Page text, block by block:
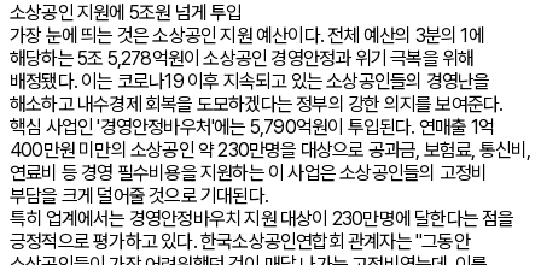
소상공인 지원에 5조원 넘게 투입
가장 눈에 띄는 것은 소상공인 지원 예산이다. 전체 예산의 3분의 1에
해당하는 5조 5,278억원이 소상공인 경영안정과 위기 극복을 위해
배정됐다. 이는 코로나19 이후 지속되고 있는 소상공인들의 경영난을
해소하고 내수경제 회복을 도모하겠다는 정부의 강한 의지를 보여준다.
핵심 사업인 '경영안정바우처'에는 5,790억원이 투입된다. 연매출 1억
400만원 미만의 소상공인 약 230만명을 대상으로 공과금, 보험료, 통신비,
연료비 등 경영 필수비용을 지원하는 이 사업은 소상공인들의 고정비
부담을 크게 덜어줄 것으로 기대된다.
특히 업계에서는 경영안정바우치 지원 대상이 230만명에 달한다는 점을
긍정적으로 평가하고 있다. 한국소상공인연합회 관계자는 "그동안